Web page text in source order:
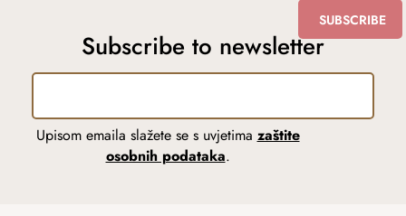
Subscribe to newsletter
Upisom emaila slažete se s uvjetima zaštite
osobnih podataka.
SUBSCRIBE